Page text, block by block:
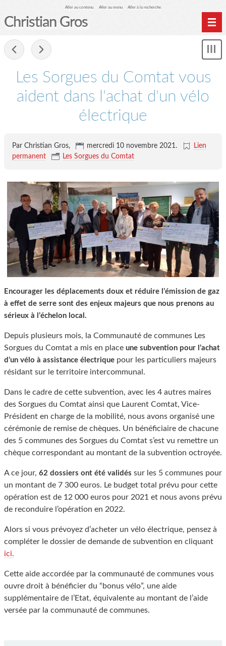
Aller au contenu Aller au menu Aller à la recherche
Christian Gros
Les Sorgues du Comtat vous
aident dans l'achat d'un vélo
électrique
Par Christian Gros, mercredi 10 novembre 2021.
Lien
permanent
Les Sorgues du Comtat
Encourager les déplacements doux et réduire l’émission de gaz
à effet de serre sont des enjeux majeurs que nous prenons au
sérieux à l’échelon local.
Depuis plusieurs mois, la Communauté de communes Les
Sorgues du Comtat a mis en place une subvention pour l’achat
d’un vélo à assistance électrique pour les particuliers majeurs
résidant sur le territoire intercommunal.
Dans le cadre de cette subvention, avec les 4 autres maires
des Sorgues du Comtat ainsi que Laurent Comtat, Vice-
Président en charge de la mobilité, nous avons organisé une
cérémonie de remise de chèques. Un bénéficiaire de chacune
des 5 communes des Sorgues du Comtat s’est vu remettre un
chèque correspondant au montant de la subvention octroyée.
A ce jour, 62 dossiers ont été validés sur les 5 communes pour
un montant de 7 300 euros. Le budget total prévu pour cette
opération est de 12 000 euros pour 2021 et nous avons prévu
de reconduire l’opération en 2022.
Alors si vous prévoyez d’acheter un vélo électrique, pensez à
compléter le dossier de demande de subvention en cliquant
ici.
Cette aide accordée par la communauté de communes vous
ouvre droit à bénéficier du “bonus vélo”, une aide
supplémentaire de l’Etat, équivalente au montant de l’aide
versée par la communauté de communes.